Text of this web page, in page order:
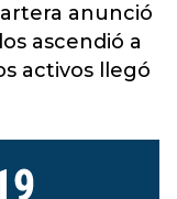
anunció
ascendió a
activos llegó